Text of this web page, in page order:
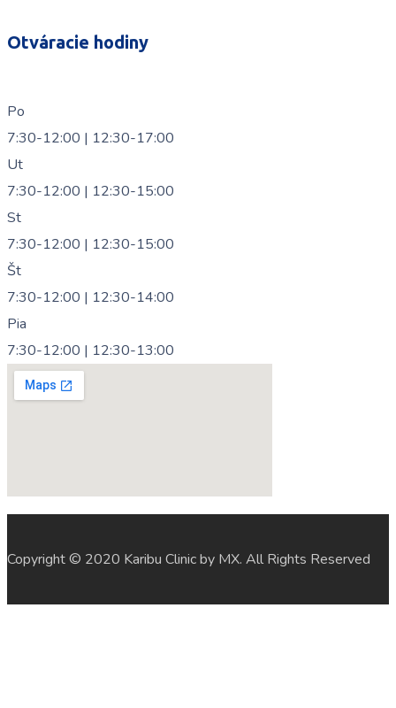
Otváracie hodiny
Po
7:30-12:00 | 12:30-17:00
Ut
7:30-12:00 | 12:30-15:00
St
7:30-12:00 | 12:30-15:00
Št
7:30-12:00 | 12:30-14:00
Pia
7:30-12:00 | 12:30-13:00
Copyright © 2020 Karibu Clinic by MX. All Rights Reserved